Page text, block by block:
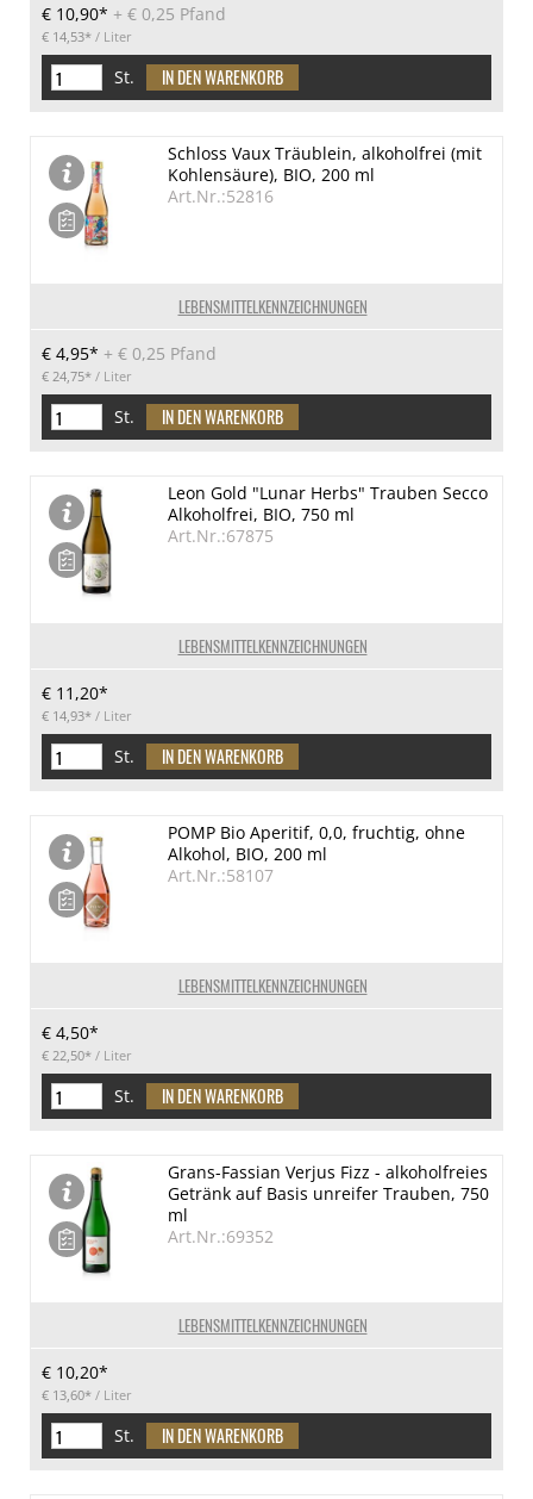
€ 10,90* + € 0,25 Pfand
€ 14,53* / Liter
St.
LEBENSMITTELKENNZEICHNUNGEN
Schloss Vaux Träublein, alkoholfrei (mit
Kohlensäure), BIO, 200 ml
Art.Nr.:52816
€ 4,95* + € 0,25 Pfand
€ 24,75* / Liter
St.
LEBENSMITTELKENNZEICHNUNGEN
Leon Gold "Lunar Herbs" Trauben Secco
Alkoholfrei, BIO, 750 ml
Art.Nr.:67875
€ 11,20*
€ 14,93* / Liter
St.
LEBENSMITTELKENNZEICHNUNGEN
POMP Bio Aperitif, 0,0, fruchtig, ohne
Alkohol, BIO, 200 ml
Art.Nr.:58107
€ 4,50*
€ 22,50* / Liter
St.
LEBENSMITTELKENNZEICHNUNGEN
Grans-Fassian Verjus Fizz - alkoholfreies
Getränk auf Basis unreifer Trauben, 750
ml
Art.Nr.:69352
€ 10,20*
€ 13,60* / Liter
St.